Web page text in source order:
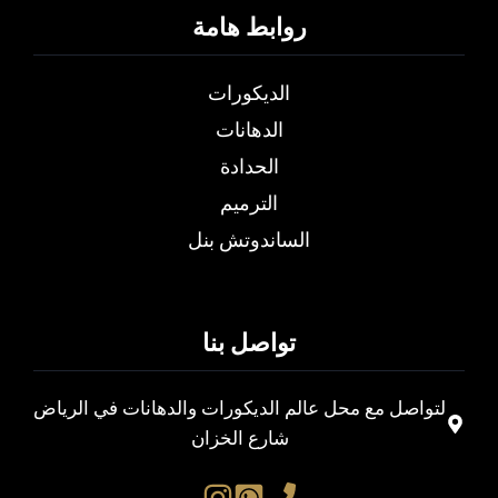
روابط هامة
الديكورات
الدهانات
الحدادة
الترميم
الساندوتش بنل
تواصل بنا
لتواصل مع محل عالم الديكورات والدهانات في الرياض
شارع الخزان